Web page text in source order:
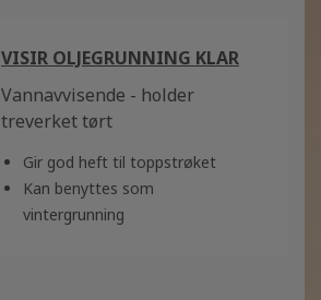
VISIR OLJEGRUNNING KLAR
Vannavvisende - holder
treverket tørt
Gir god heft til toppstrøket
Kan benyttes som
vintergrunning